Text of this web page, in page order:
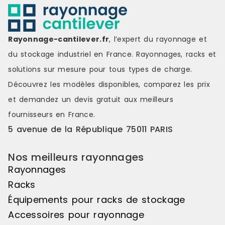
parfaite les supports de
présentation des 2 éléments (de
départ + suivant), vous ouvrant la
voie à la création de symétries
visuelles saisissantes, de jeux de
couleurs s'étendant sur une belle
longueur de linéaire, ou encore de
variations de hauteurs d'exposition
pour réaliser des mises en scène
distinctes et attrayantes. Le pas de
50mm vous offre une véritable
liberté d'utilisation. Veuillez noter
que cet élément suivant ne peut
pas être utilisé de manière
l'élément de départ pour créer un
ensemble harmonieux. Couleur
principale : Noir, Matière principale
voie à la
visuelles
couleurs
longueur
variations
pour
Rayonnage-cantilever.fr, l’expert du rayonnage et
du stockage industriel en France. Rayonnages, racks et
solutions sur mesure pour tous types de charge.
Découvrez les modèles disponibles, comparez les prix
et demandez un devis gratuit aux meilleurs
fournisseurs en France.
5 avenue de la République 75011 PARIS
Nos meilleurs rayonnages
Rayonnages
Racks
Équipements pour racks de stockage
Accessoires pour rayonnage